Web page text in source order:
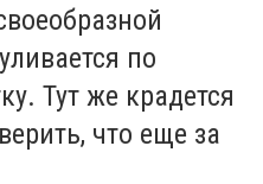
по
Тут же крадется
что еще за